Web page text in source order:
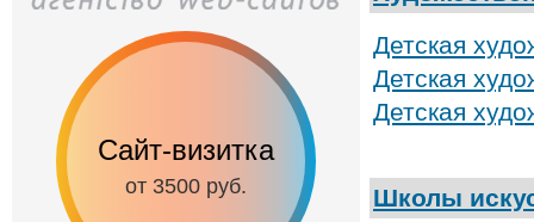
Детская
Детская
Детская
Школы
Сайт-визитка
от 3500 руб. от 6500 руб.